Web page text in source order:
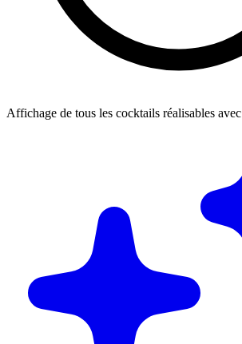
Affichage de tous les cocktails réalisables avec